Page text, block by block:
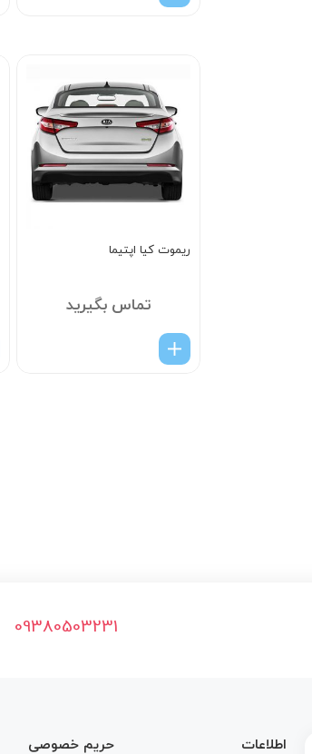
ریموت کیا اپتیما
تماس بگیرید
09380503231
اطلاعات حریم خصوصی